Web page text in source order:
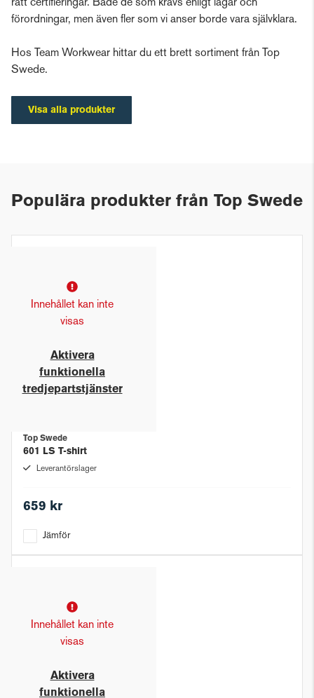
rätt certifieringar. Både de som krävs enligt lagar och
förordningar, men även fler som vi anser borde vara självklara.
Hos Team Workwear hittar du ett brett sortiment från Top
Swede.
Visa alla produkter
Populära produkter från Top Swede
Innehållet kan inte
visas
Aktivera
funktionella
tredjepartstjänster
Top Swede
601 LS T-shirt
Leverantörslager
659 kr
Jämför
Innehållet kan inte
visas
Aktivera
funktionella